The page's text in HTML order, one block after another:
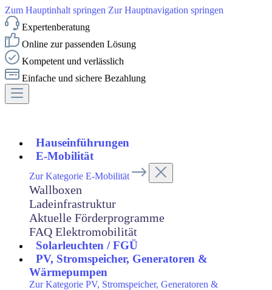
Zum Hauptinhalt springen Zur Hauptnavigation springen
Expertenberatung
Online zur passenden Lösung
Kompetent und verlässlich
Einfache und sichere Bezahlung
Hauseinführungen
E-Mobilität
Zur Kategorie E-Mobilität
Wallboxen
Ladeinfrastruktur
Aktuelle Förderprogramme
FAQ Elektromobilität
Solarleuchten / FGÜ
PV, Stromspeicher, Generatoren &
Wärmepumpen
Zur Kategorie PV, Stromspeicher, Generatoren &